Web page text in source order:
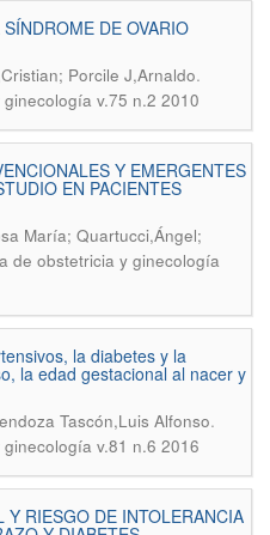
DE OVARIO
Porcile J,Arnaldo.
v.75 n.2 2010
Y EMERGENTES
EN PACIENTES
María; Quartucci,Ángel;
de obstetricia y ginecología
la diabetes y la
la edad gestacional al nacer y
Tascón,Luis Alfonso.
v.81 n.6 2016
Y RIESGO DE INTOLERANCIA